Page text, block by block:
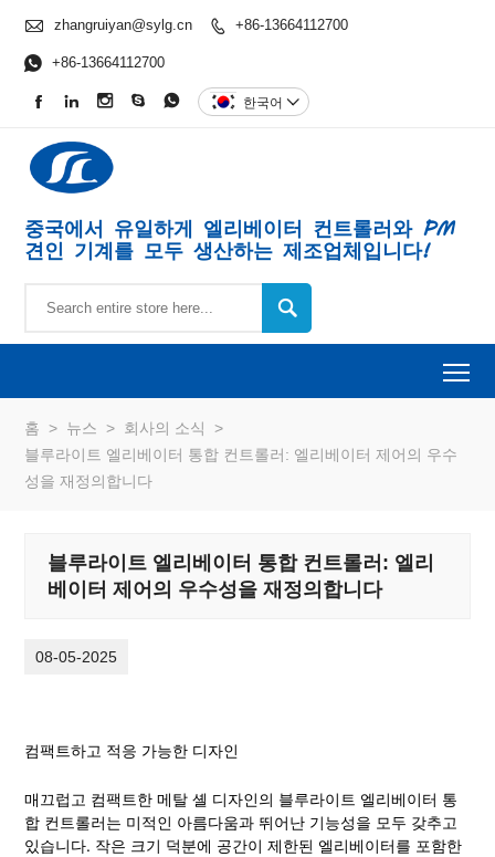
 zhangruiyan@sylg.cn  +86-13664112700
 +86-13664112700
     한국어 
중국에서 유일하게 엘리베이터 컨트롤러와 PM
견인 기계를 모두 생산하는 제조업체입니다!

홈 > 뉴스 > 회사의 소식
>
블루라이트 엘리베이터 통합 ​​컨트롤러: 엘리베이터 제어의 우수
성을 재정의합니다
블루라이트 엘리베이터 통합 ​​컨트롤러: 엘리
베이터 제어의 우수성을 재정의합니다
08-05-2025
컴팩트하고 적응 가능한 디자인
매끄럽고 컴팩트한 메탈 셸 디자인의 블루라이트 엘리베이터 통
합 ​​컨트롤러는 미적인 아름다움과 뛰어난 기능성을 모두 갖추고
있습니다. 작은 크기 덕분에 공간이 제한된 엘리베이터를 포함한